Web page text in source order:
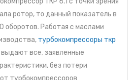
ротор, то данный показатель в
оборотов. Работая с маслами
турбокомпрессоры ткр
все, заявленные
без потери
турбокомпрессоров